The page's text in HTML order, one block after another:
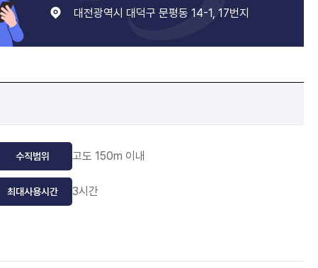
대전광역시 대덕구 문평동 14-1, 17번지
수직범위 고도 150m 이내
최대사용시간 3시간